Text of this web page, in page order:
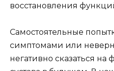
восстановления
Самостоятельные
симптомами или
негативно сказаться на